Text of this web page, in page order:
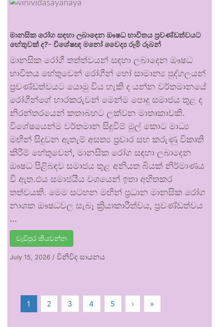
මානසික රෝග සඳහා ලබාදෙන ඖෂධ භාවිතය ප්‍රචණ්ඩත්වයට
හේතුවක් ද?- විශේෂඥ මනෝ වෛද්‍ය රූමි රූබන්
මානසික රෝගී තත්ත්වයන් සඳහා ලබාදෙන ඖෂධ
භාවිතය හේතුවෙන් රෝගීන් හෝ සාමාන්‍ය පුද්ගලයන්
ප්‍රචණ්ඩත්වයට යොමු විය හැකි ද යන්න වර්තමානයේ
රෝගීන්ගේ භාරකරුවන් මෙන්ම පොදු සමාජය තුළ ද
නිරන්තරයෙන් කතාබහට ලක්වන මාතෘකාවකි.
විශේෂයෙන්ම වර්තමාන සිදුවීම් මුල් කොට මාධ්‍ය
මඟින් සිදුවන ඇතැම් අසත්‍ය ප්‍රචාර සහ කරුණු විකෘති
කිරීම් හේතුවෙන්, මානසික රෝග සඳහා ලබාදෙන
ඖෂධ පිළිබඳව සමාජය තුළ අනියත බියක් නිර්මාණය
වී ඇත.එය සමාජයීය වශයෙන් ඉතා අහිතකර
තත්වයකි. මෙම සටහන මඟින් ප්‍රධාන මානසික රෝග
නාශක ඖෂධවල සැබෑ ක්‍රියාකාරීත්වය, ප්‍රචණ්ඩත්වය
…
වැඩිපුර කියවන්න
July 15, 2026 / විනිවිද සායනය
1 2 3 4 5 › »